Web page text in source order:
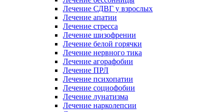
Лечение СДВГ у взрослых
Лечение апатии
Лечение стресса
Лечение шизофрении
Лечение белой горячки
Лечение нервного тика
Лечение агорафобии
Лечение ПРЛ
Лечение психопатии
Лечение социофобии
Лечение лунатизма
Лечение нарколепсии